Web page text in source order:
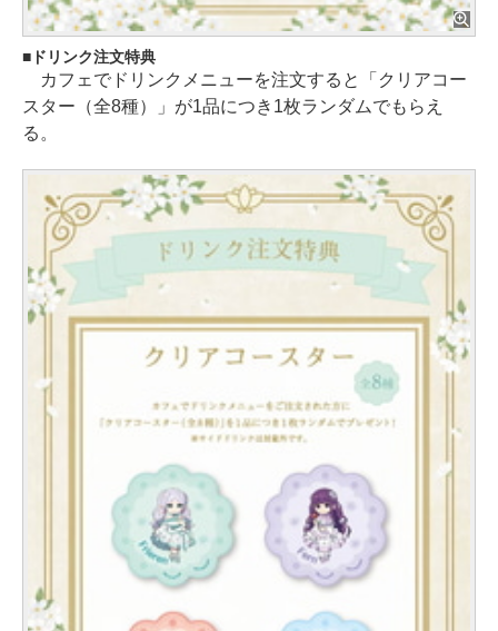
ドリンク注文特典
カフェでドリンクメニューを注文すると「クリアコー
スター（全8種）」が1品につき1枚ランダムでもらえ
る。